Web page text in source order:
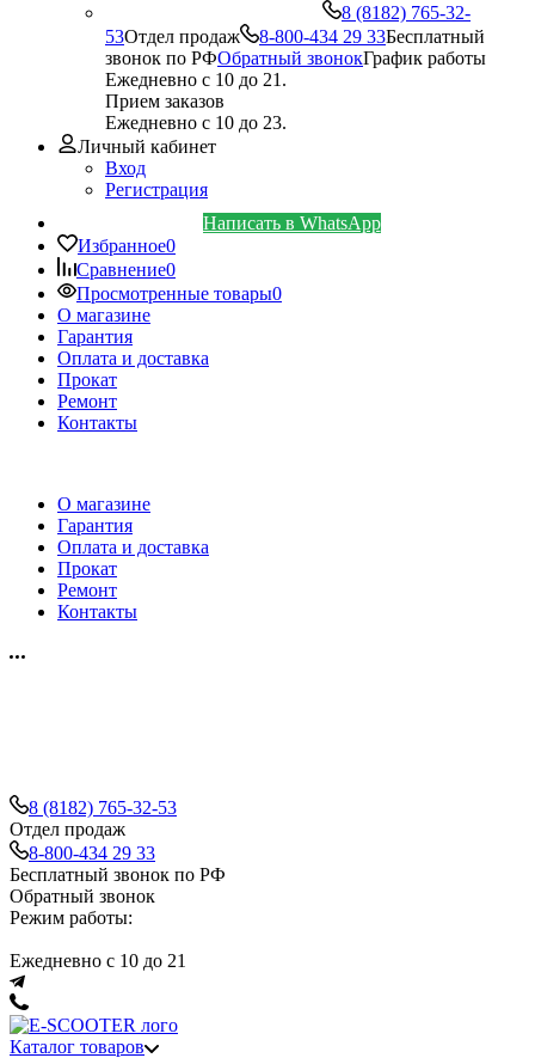
8 (8182) 765-32-
53Отдел продаж 8-800-434 29 33Бесплатный
звонок по РФОбратный звонокГрафик работы
Ежедневно с 10 до 21.
Прием заказов
Ежедневно с 10 до 23.
Личный кабинет
Вход
Регистрация
Написать в WhatsApp
Избранное0
Сравнение0
Просмотренные товары0
О магазине
Гарантия
Оплата и доставка
Прокат
Ремонт
Контакты
О магазине
Гарантия
Оплата и доставка
Прокат
Ремонт
Контакты
8 (8182) 765-32-53
Отдел продаж
8-800-434 29 33
Бесплатный звонок по РФ
Обратный звонок
Режим работы:
Ежедневно с 10 до 21
Каталог товаров